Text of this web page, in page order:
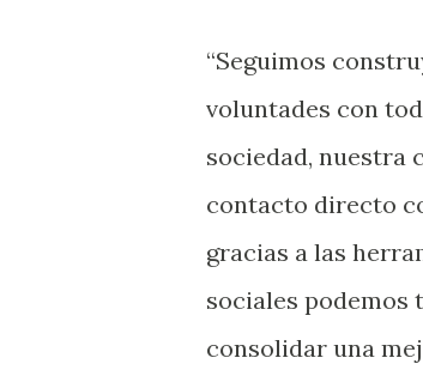
“Seguimos
voluntades con
sociedad, nuestra
contacto directo
gracias a las
sociales podemos
consolidar una